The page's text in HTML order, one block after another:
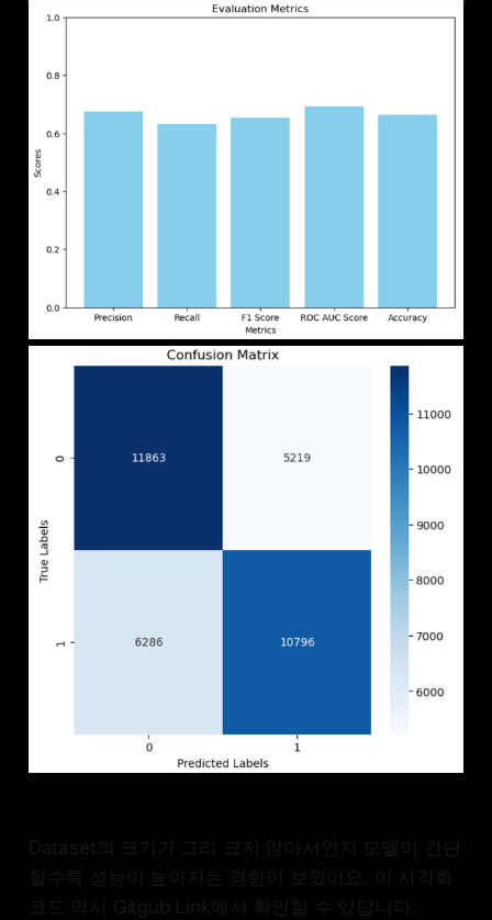
Dataset의 크기가 그리 크지 않아서인지 모델이 간단
할수록 성능이 높아지는 경향이 보였어요. 이 시각화
코드 역시 Gitgub Link에서 확인할 수 있답니다.